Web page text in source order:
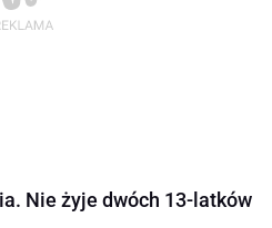
Nie żyje dwóch 13-latków